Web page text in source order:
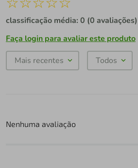
classificação média: 0 (0 avaliações)
Faça login para avaliar este produto
Mais recentes Todos
Nenhuma avaliação